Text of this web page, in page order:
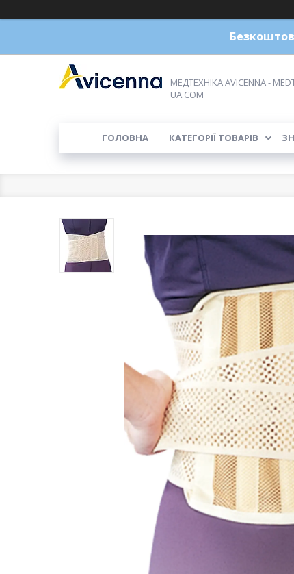
МЕДТЕХНІКА AVICENNA -
UA.COM
ГОЛОВНА КАТЕГОРІЇ ТОВАРІВ